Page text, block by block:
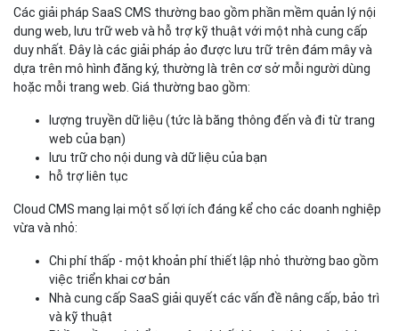
Cloud CMS mang lại một số lợi ích đáng kể cho các doanh nghiệp
vừa và nhỏ:
Chi phí thấp - một khoản phí thiết lập nhỏ thường bao gồm
việc triển khai cơ bản
Nhà cung cấp SaaS giải quyết các vấn đề nâng cấp, bảo trì
và kỹ thuật
Phần mềm có thể truy cập từ bất kỳ máy tính, máy tính
xách tay hoặc điện thoại di động nào có kết nối internet
Cập nhật phần mềm và tính năng có sẵn trong thời gian
Các gói có thể dễ dàng mở rộng - bạn có thể thêm nhiều
trang web hoặc người dùng hơn khi nhu cầu của bạn thay